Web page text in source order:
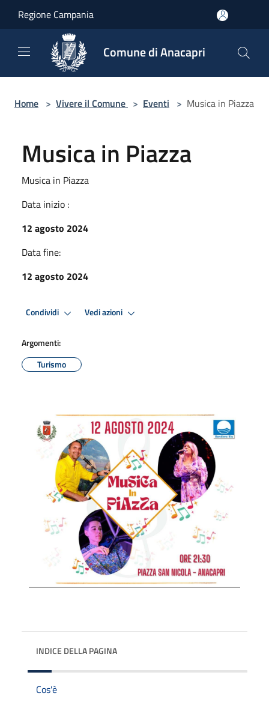
Regione Campania
Comune di Anacapri
Home > Vivere il Comune > Eventi > Musica in Piazza
Musica in Piazza
Musica in Piazza
Data inizio :
12 agosto 2024
Data fine:
12 agosto 2024
Condividi Vedi azioni
Argomenti:
Turismo
INDICE DELLA PAGINA
Cos'è